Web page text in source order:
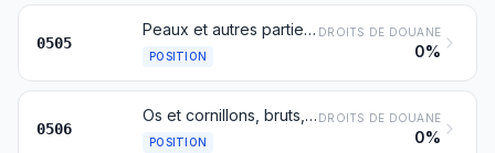
0505
Peaux et autres parties d'oiseaux revêtues de leurs plumes ou de leur duvet, plumes et parties de plumes (même rognées), duvet, bruts ou simplement nettoyés, désinfectés ou traités en vue de leur conservation; poudres et déchets de plumes ou de parties de plumes
POSITION
DROITS DE DOUANE
0%
0506
Os et cornillons, bruts, dégraissés, simplement préparés (mais non découpés en forme), acidulés ou dégélatinés; poudres et déchets de ces matières
POSITION
DROITS DE DOUANE
0%